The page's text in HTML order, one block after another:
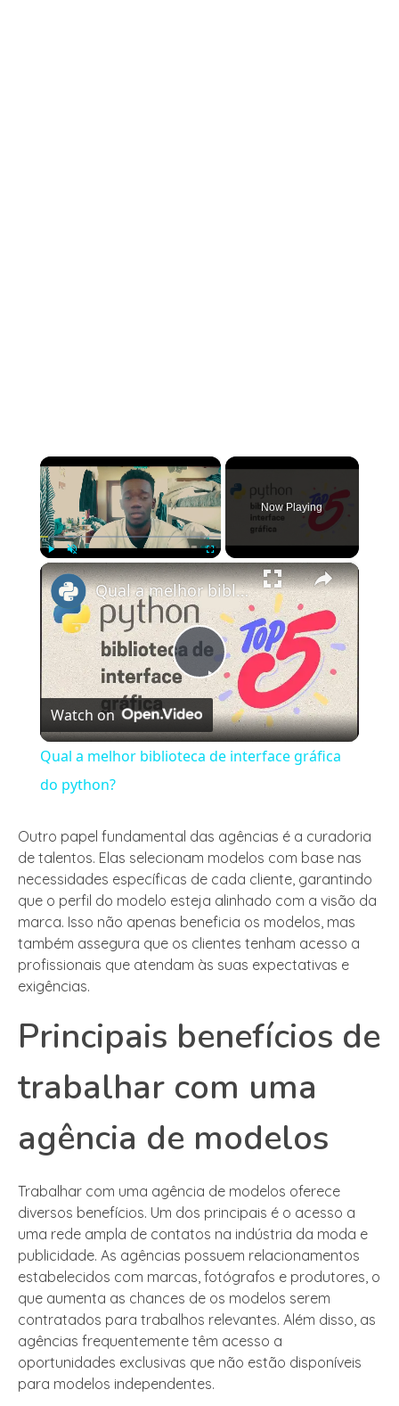
×
Play Unmute Fullscreen
Now Playing
×
Play
Video
Qual a melhor biblioteca de interface gráfica do python?
Watch on
Qual a melhor biblioteca de interface gráfica
do python?
Outro papel fundamental das agências é a curadoria
de talentos. Elas selecionam modelos com base nas
necessidades específicas de cada cliente, garantindo
que o perfil do modelo esteja alinhado com a visão da
marca. Isso não apenas beneficia os modelos, mas
também assegura que os clientes tenham acesso a
profissionais que atendam às suas expectativas e
exigências.
Principais benefícios de
trabalhar com uma
agência de modelos
Trabalhar com uma agência de modelos oferece
diversos benefícios. Um dos principais é o acesso a
uma rede ampla de contatos na indústria da moda e
publicidade. As agências possuem relacionamentos
estabelecidos com marcas, fotógrafos e produtores, o
que aumenta as chances de os modelos serem
contratados para trabalhos relevantes. Além disso, as
agências frequentemente têm acesso a
oportunidades exclusivas que não estão disponíveis
para modelos independentes.